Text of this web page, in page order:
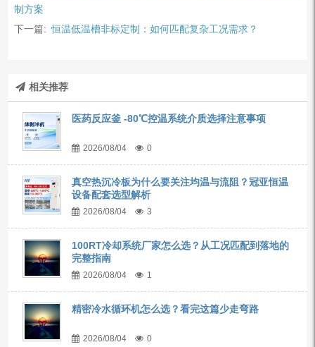
制方案
下一篇: 恒温低温槽非标定制：如何匹配复杂工况需求？
相关推荐
医药反应釜 -80℃控温系统介质选择注意事项
2026/08/04 0
真空热沉冷板为什么要关注均温与流阻？冠亚恒温
设备配套选型解析
2026/08/04 3
100RT冷却系统厂家怎么选？从工况匹配到落地的
完整指南
2026/08/04 1
精密冷水循环机怎么选？看完这篇少走弯路
2026/08/04 0